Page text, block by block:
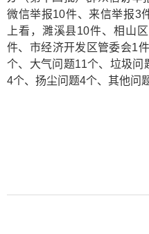
微信举报10件、来信举报3
上看，濉溪县10件、相山
件、市经济开发区管委会1
个、大气问题11个、垃圾问
4个、扬尘问题4个、其他问